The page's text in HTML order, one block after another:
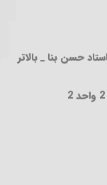
حسن بنا _ بالاتر